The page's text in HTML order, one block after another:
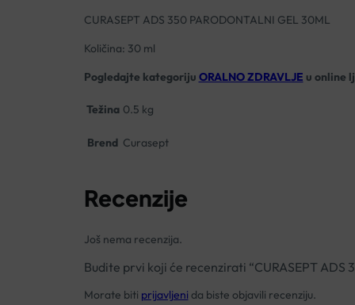
CURASEPT ADS 350 PARODONTALNI GEL 30ML
Količina: 30 ml
Pogledajte kategoriju ORALNO ZDRAVLJE u online
Težina 0.5 kg
Brend Curasept
Recenzije
Još nema recenzija.
Budite prvi koji će recenzirati “CURASEPT ADS
Morate biti prijavljeni da biste objavili recenziju.